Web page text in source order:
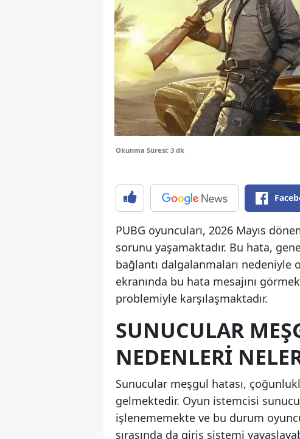
Okunma Süresi: 3 dk
PUBG oyuncuları, 2026 Mayıs
sorunu yaşamaktadır. Bu hata,
bağlantı dalgalanmaları nedeniyle
ekranında bu hata mesajını
problemiyle karşılaşmaktadır.
SUNUCULAR
NEDENLERI
Sunucular meşgul hatası,
gelmektedir. Oyun istemcisi
işlenememekte ve bu durum
sırasında da giriş sistemi